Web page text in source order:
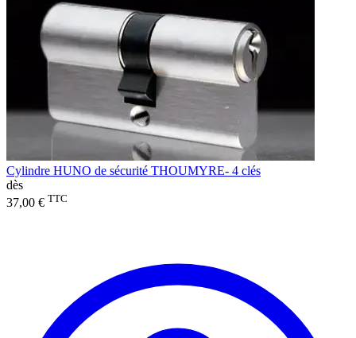
Cylindre HUNO de sécurité THOUMYRE- 4 clés
dès
37,00 € TTC